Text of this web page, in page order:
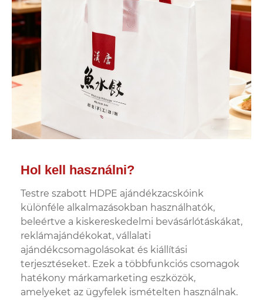
Hol kell használni?
Testre szabott HDPE ajándékzacskóink
különféle alkalmazásokban használhatók,
beleértve a kiskereskedelmi bevásárlótáskákat,
reklámajándékokat, vállalati
ajándékcsomagolásokat és kiállítási
terjesztéseket. Ezek a többfunkciós csomagok
hatékony márkamarketing eszközök,
amelyeket az ügyfelek ismételten használnak.